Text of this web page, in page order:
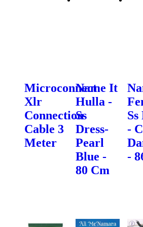
Microconnect
Xlr
Connection
Cable 3
Meter
Name It
Hulla -
Ss
Dress-
Pearl
Blue -
80 Cm
Ss
-
-